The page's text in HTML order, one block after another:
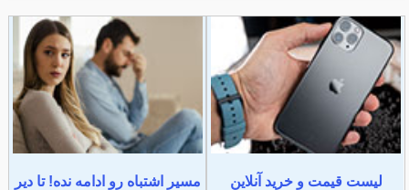
لیست قیمت و خرید آنلاین
مسیر اشتباه رو ادامه نده! تا دیر